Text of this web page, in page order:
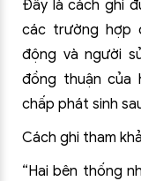
Đây là cách ghi
các trường hợp
động và người
đồng thuận của
chấp phát sinh
Cách ghi tham
“Hai bên thống